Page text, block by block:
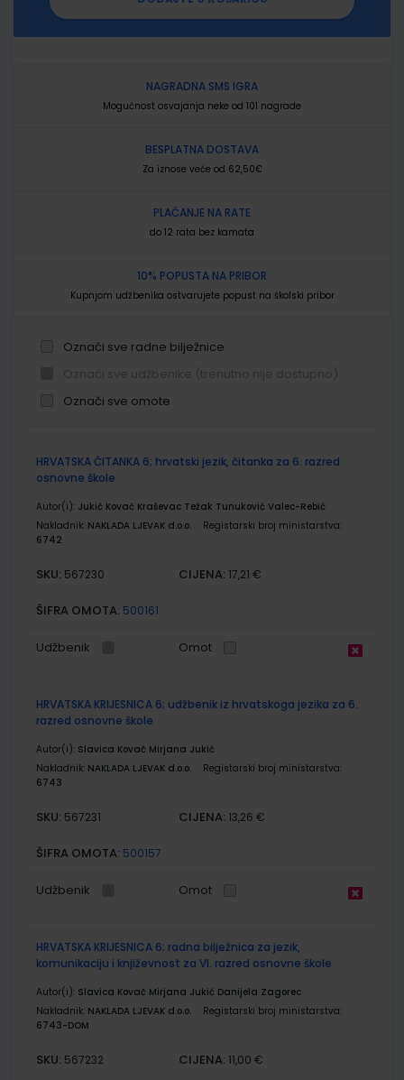
NAGRADNA SMS IGRA
Mogućnost osvajanja neke od 101 nagrade
BESPLATNA DOSTAVA
Za iznose veće od 62,50€
PLAĆANJE NA RATE
do 12 rata bez kamata
10% POPUSTA NA PRIBOR
Kupnjom udžbenika ostvarujete popust na školski pribor
Označi sve radne bilježnice
Označi sve omote
proizvodi
HRVATSKA ČITANKA 6; hrvatski jezik, čitanka za 6. razred
osnovne škole
Autor(i): Jukić Kovač Kraševac Težak Tunuković Valec-Rebić
Nakladnik: NAKLADA LJEVAK d.o.o.
Registarski broj ministarstva:
6742
SKU: 567230 CIJENA: 17,21 €
ŠIFRA OMOTA: 500161
Udžbenik Omot
HRVATSKA KRIJESNICA 6; udžbenik iz hrvatskoga jezika za 6.
razred osnovne škole
Autor(i): Slavica Kovač Mirjana Jukić
Nakladnik: NAKLADA LJEVAK d.o.o.
Registarski broj ministarstva:
6743
SKU: 567231 CIJENA: 13,26 €
ŠIFRA OMOTA: 500157
Udžbenik Omot
HRVATSKA KRIJESNICA 6; radna bilježnica za jezik,
komunikaciju i književnost za VI. razred osnovne škole
Autor(i): Slavica Kovač Mirjana Jukić Danijela Zagorec
Nakladnik: NAKLADA LJEVAK d.o.o.
Registarski broj ministarstva:
6743-DOM
SKU: 567232 CIJENA: 11,00 €